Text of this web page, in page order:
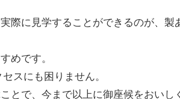
際に見学することができるのが、製
めです。
スにも困りません。
とで、今まで以上に御座候をおいし